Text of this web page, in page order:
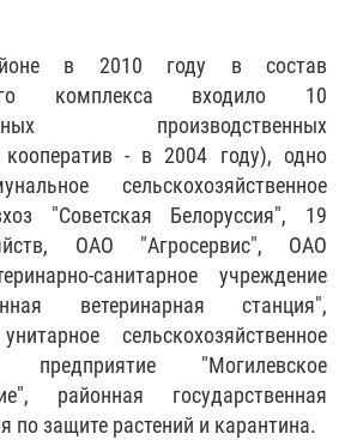
в 2010 году в состав
комплекса входило 10
производственных
кооператив - в 2004 году), одно
сельскохозяйственное
"Советская Белоруссия", 19
ОАО "Агросервис", ОАО
санитарное учреждение
ветеринарная станция",
сельскохозяйственное
предприятие "Могилевское
районная государственная
по защите растений и карантина.